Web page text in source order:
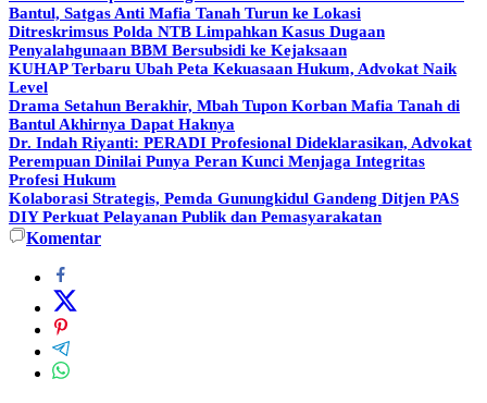
Bantul, Satgas Anti Mafia Tanah Turun ke Lokasi
Ditreskrimsus Polda NTB Limpahkan Kasus Dugaan
Penyalahgunaan BBM Bersubsidi ke Kejaksaan
KUHAP Terbaru Ubah Peta Kekuasaan Hukum, Advokat Naik
Level
Drama Setahun Berakhir, Mbah Tupon Korban Mafia Tanah di
Bantul Akhirnya Dapat Haknya
Dr. Indah Riyanti: PERADI Profesional Dideklarasikan, Advokat
Perempuan Dinilai Punya Peran Kunci Menjaga Integritas
Profesi Hukum
Kolaborasi Strategis, Pemda Gunungkidul Gandeng Ditjen PAS
DIY Perkuat Pelayanan Publik dan Pemasyarakatan
Komentar